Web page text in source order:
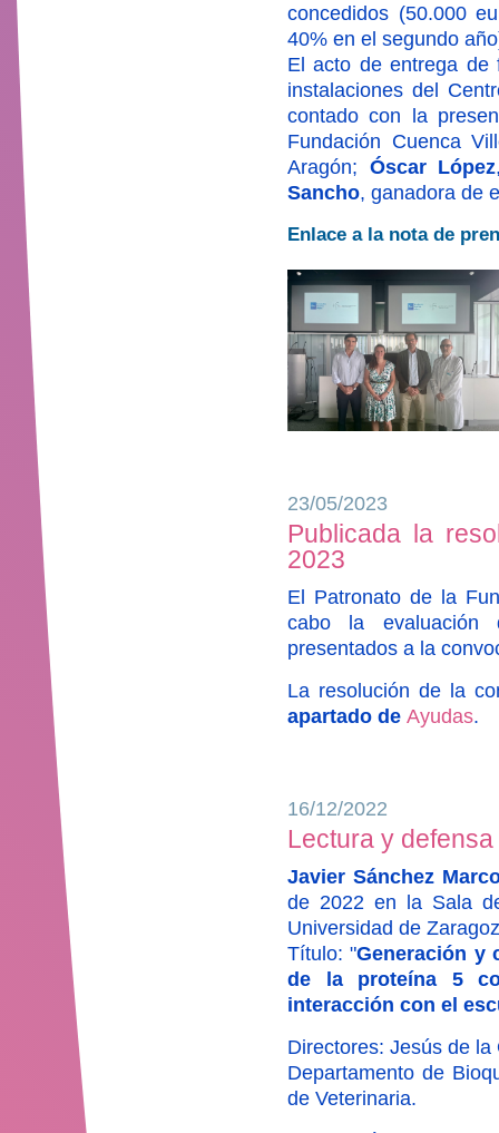
concedidos (50.000
40% en el segundo
El acto de entrega
instalaciones del
contado con la
Fundación Cuenca
Aragón; Óscar López
Sancho, ganadora de
Enlace a la nota de
23/05/2023
Publicada la
2023
El Patronato de la
cabo la evaluación
presentados a la
La resolución de la
apartado de Ayudas.
16/12/2022
Lectura y
Javier Sánchez
de 2022 en la Sala
Universidad de
Título: "Generación y
de la proteína 5
interacción con el
Directores: Jesús de
Departamento de
de Veterinaria.